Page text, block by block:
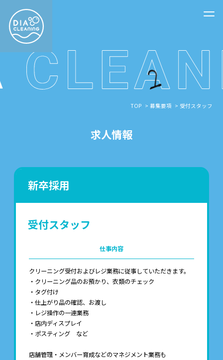
TOP 募集要項 受付スタッフ
求人情報
新卒採用
受付スタッフ
仕事内容
クリーニング受付およびレジ業務に従事していただきます。
・クリーニング品のお預かり、衣類のチェック
・タグ付け
・仕上がり品の確認、お渡し
・レジ操作の一連業務
・店内ディスプレイ
・ポスティング など
店舗管理・メンバー育成などのマネジメント業務も